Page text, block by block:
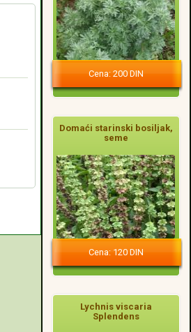
Cena: 200 DIN
Domaći starinski bosiljak,
seme
Cena: 120 DIN
Lychnis viscaria
Splendens